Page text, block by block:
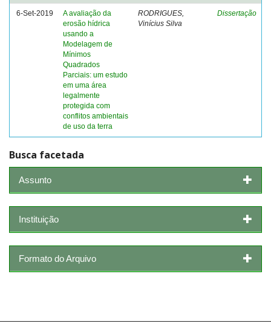
6-Set-2019
A avaliação da
erosão hídrica
usando a
Modelagem de
Mínimos
Quadrados
Parciais: um estudo
em uma área
legalmente
protegida com
conflitos ambientais
de uso da terra
RODRIGUES,
Vinícius Silva
Dissertação
Busca facetada
Assunto
Instituição
Formato do Arquivo